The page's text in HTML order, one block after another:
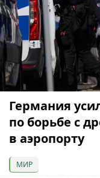
Германия
по борьбе с
в аэропорту
МИР